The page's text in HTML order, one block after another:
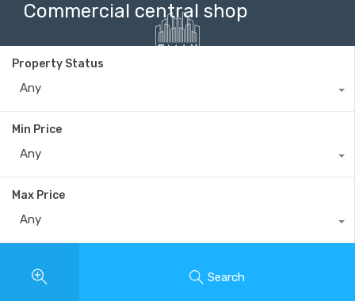
Commercial central shop
Property Status
Any
Min Price
Any
Max Price
Any
Search